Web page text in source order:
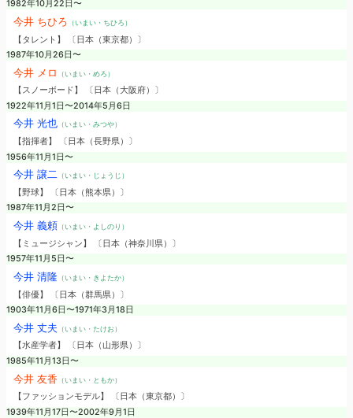
1982年10月22日〜
今井 ちひろ （いまい・ちひろ）
【タレント】 〔日本（東京都）〕
1987年10月26日〜
今井 メロ （いまい・めろ）
【スノーボード】 〔日本（大阪府）〕
1922年11月1日〜2014年5月6日
今井 光也（いまい・みつや）
【指揮者】 〔日本（長野県）〕
1956年11月1日〜
今井 譲二（いまい・じょうじ）
【野球】 〔日本（熊本県）〕
1987年11月2日〜
今井 義頼 （いまい・よしのり）
【ミュージシャン】 〔日本（神奈川県）〕
1957年11月5日〜
今井 清隆（いまい・きよたか）
【俳優】 〔日本（群馬県）〕
1903年11月6日〜1971年3月18日
今井 丈夫 （いまい・たけお）
【水産学者】 〔日本（山形県）〕
1985年11月13日〜
今井 友香 （いまい・ともか）
【ファッションモデル】 〔日本（東京都）〕
1939年11月17日〜2002年9月1日